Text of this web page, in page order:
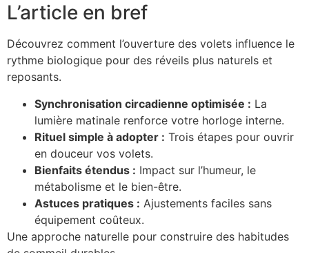
L’article en bref
Découvrez comment l’ouverture des volets influence le
rythme biologique pour des réveils plus naturels et
reposants.
Synchronisation circadienne optimisée : La
lumière matinale renforce votre horloge interne.
Rituel simple à adopter : Trois étapes pour ouvrir
en douceur vos volets.
Bienfaits étendus : Impact sur l’humeur, le
métabolisme et le bien-être.
Astuces pratiques : Ajustements faciles sans
équipement coûteux.
Une approche naturelle pour construire des habitudes